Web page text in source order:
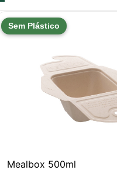
Sem Plástico
Mealbox 500ml